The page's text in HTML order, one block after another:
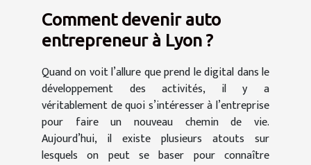
Comment devenir auto
entrepreneur à Lyon ?
Quand on voit l’allure que prend le digital dans le
développement des activités, il y a
véritablement de quoi s’intéresser à l’entreprise
pour faire un nouveau chemin de vie.
Aujourd’hui, il existe plusieurs atouts sur
lesquels on peut se baser pour connaître